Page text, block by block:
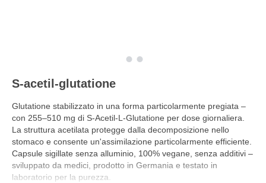
S-acetil-glutatione
Glutatione stabilizzato in una forma particolarmente pregiata –
con 255–510 mg di S-Acetil-L-Glutatione per dose giornaliera.
La struttura acetilata protegge dalla decomposizione nello
stomaco e consente un'assimilazione particolarmente efficiente.
Capsule sigillate senza alluminio, 100% vegane, senza additivi –
sviluppato da medici, prodotto in Germania e testato in
laboratorio per la purezza.